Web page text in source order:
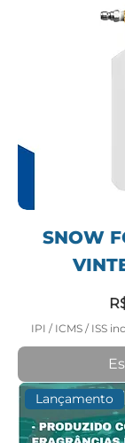
SNOW
IPI / ICMS / ISS
Lançamento